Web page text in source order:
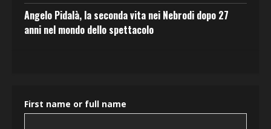
Angelo Pidalà, la seconda vita nei Nebrodi dopo 27
anni nel mondo dello spettacolo
First name or full name